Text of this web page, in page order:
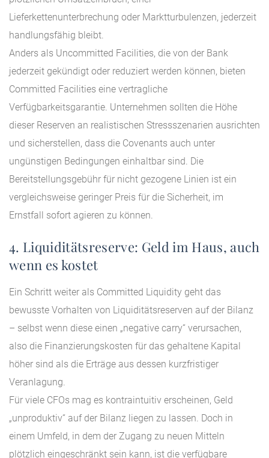
Lieferkettenunterbrechung oder Marktturbulenzen, jederzeit
handlungsfähig bleibt.
Anders als Uncommitted Facilities, die von der Bank
jederzeit gekündigt oder reduziert werden können, bieten
Committed Facilities eine vertragliche
Verfügbarkeitsgarantie. Unternehmen sollten die Höhe
dieser Reserven an realistischen Stressszenarien ausrichten
und sicherstellen, dass die Covenants auch unter
ungünstigen Bedingungen einhaltbar sind. Die
Bereitstellungsgebühr für nicht gezogene Linien ist ein
vergleichsweise geringer Preis für die Sicherheit, im
Ernstfall sofort agieren zu können.
4. Liquiditätsreserve: Geld im Haus, auch
wenn es kostet
Ein Schritt weiter als Committed Liquidity geht das
bewusste Vorhalten von Liquiditätsreserven auf der Bilanz
– selbst wenn diese einen „negative carry“ verursachen,
also die Finanzierungskosten für das gehaltene Kapital
höher sind als die Erträge aus dessen kurzfristiger
Veranlagung.
Für viele CFOs mag es kontraintuitiv erscheinen, Geld
„unproduktiv“ auf der Bilanz liegen zu lassen. Doch in
einem Umfeld, in dem der Zugang zu neuen Mitteln
plötzlich eingeschränkt sein kann, ist die verfügbare